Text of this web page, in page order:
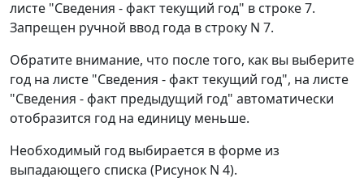
листе "Сведения - факт текущий год" в строке 7.
Запрещен ручной ввод года в строку N 7.
Обратите внимание, что после того, как вы выберите
год на листе "Сведения - факт текущий год", на листе
"Сведения - факт предыдущий год" автоматически
отобразится год на единицу меньше.
Необходимый год выбирается в форме из
выпадающего списка (Рисунок N 4).